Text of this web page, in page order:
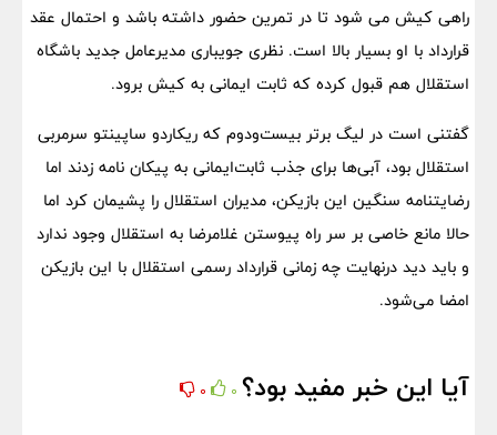
راهی کیش می شود تا در تمرین حضور داشته باشد و احتمال عقد
قرارداد با او بسیار بالا است. نظری جویباری مدیرعامل جدید باشگاه
استقلال هم قبول کرده که ثابت ایمانی به کیش برود.
گفتنی است در لیگ برتر بیست‌ودوم که ریکاردو ساپینتو سرمربی
استقلال بود، آبی‌ها برای جذب ثابت‌ایمانی به پیکان نامه زدند اما
رضایتنامه سنگین این بازیکن، مدیران استقلال را پشیمان کرد اما
حالا مانع خاصی بر سر راه پیوستن غلامرضا به استقلال وجود ندارد
و باید دید درنهایت چه زمانی قرارداد رسمی استقلال با این بازیکن
امضا می‌شود.
آیا این خبر مفید بود؟ 0
0